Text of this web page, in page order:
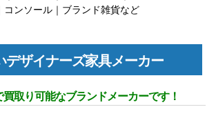
コンソール｜ブランド雑貨など
デザイナーズ家具メーカー
取り可能なブランドメーカーです！